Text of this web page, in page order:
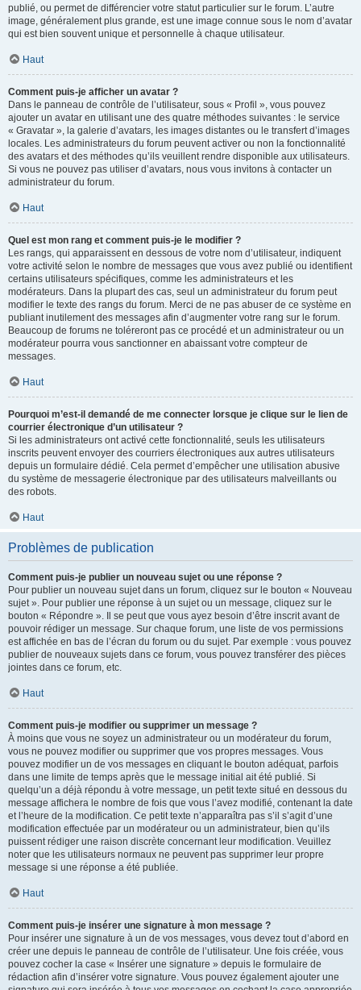
publié, ou permet de différencier votre statut particulier sur le forum. L’autre
image, généralement plus grande, est une image connue sous le nom d’avatar
qui est bien souvent unique et personnelle à chaque utilisateur.
Haut
Comment puis-je afficher un avatar ?
Dans le panneau de contrôle de l’utilisateur, sous « Profil », vous pouvez
ajouter un avatar en utilisant une des quatre méthodes suivantes : le service
« Gravatar », la galerie d’avatars, les images distantes ou le transfert d’images
locales. Les administrateurs du forum peuvent activer ou non la fonctionnalité
des avatars et des méthodes qu’ils veuillent rendre disponible aux utilisateurs.
Si vous ne pouvez pas utiliser d’avatars, nous vous invitons à contacter un
administrateur du forum.
Haut
Quel est mon rang et comment puis-je le modifier ?
Les rangs, qui apparaissent en dessous de votre nom d’utilisateur, indiquent
votre activité selon le nombre de messages que vous avez publié ou identifient
certains utilisateurs spécifiques, comme les administrateurs et les
modérateurs. Dans la plupart des cas, seul un administrateur du forum peut
modifier le texte des rangs du forum. Merci de ne pas abuser de ce système en
publiant inutilement des messages afin d’augmenter votre rang sur le forum.
Beaucoup de forums ne toléreront pas ce procédé et un administrateur ou un
modérateur pourra vous sanctionner en abaissant votre compteur de
messages.
Haut
Pourquoi m’est-il demandé de me connecter lorsque je clique sur le lien de
courrier électronique d’un utilisateur ?
Si les administrateurs ont activé cette fonctionnalité, seuls les utilisateurs
inscrits peuvent envoyer des courriers électroniques aux autres utilisateurs
depuis un formulaire dédié. Cela permet d’empêcher une utilisation abusive
du système de messagerie électronique par des utilisateurs malveillants ou
des robots.
Haut
Problèmes de publication
Comment puis-je publier un nouveau sujet ou une réponse ?
Pour publier un nouveau sujet dans un forum, cliquez sur le bouton « Nouveau
sujet ». Pour publier une réponse à un sujet ou un message, cliquez sur le
bouton « Répondre ». Il se peut que vous ayez besoin d’être inscrit avant de
pouvoir rédiger un message. Sur chaque forum, une liste de vos permissions
est affichée en bas de l’écran du forum ou du sujet. Par exemple : vous pouvez
publier de nouveaux sujets dans ce forum, vous pouvez transférer des pièces
jointes dans ce forum, etc.
Haut
Comment puis-je modifier ou supprimer un message ?
À moins que vous ne soyez un administrateur ou un modérateur du forum,
vous ne pouvez modifier ou supprimer que vos propres messages. Vous
pouvez modifier un de vos messages en cliquant le bouton adéquat, parfois
dans une limite de temps après que le message initial ait été publié. Si
quelqu’un a déjà répondu à votre message, un petit texte situé en dessous du
message affichera le nombre de fois que vous l’avez modifié, contenant la date
et l’heure de la modification. Ce petit texte n’apparaîtra pas s’il s’agit d’une
modification effectuée par un modérateur ou un administrateur, bien qu’ils
puissent rédiger une raison discrète concernant leur modification. Veuillez
noter que les utilisateurs normaux ne peuvent pas supprimer leur propre
message si une réponse a été publiée.
Haut
Comment puis-je insérer une signature à mon message ?
Pour insérer une signature à un de vos messages, vous devez tout d’abord en
créer une depuis le panneau de contrôle de l’utilisateur. Une fois créée, vous
pouvez cocher la case « Insérer une signature » depuis le formulaire de
rédaction afin d’insérer votre signature. Vous pouvez également ajouter une